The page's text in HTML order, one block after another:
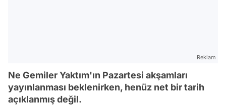
Reklam
Ne Gemiler Yaktım'ın Pazartesi akşamları
yayınlanması beklenirken, henüz net bir tarih
açıklanmış değil.